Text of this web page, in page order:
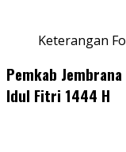
Keterangan
Pemkab
Idul Fitri 1444 H